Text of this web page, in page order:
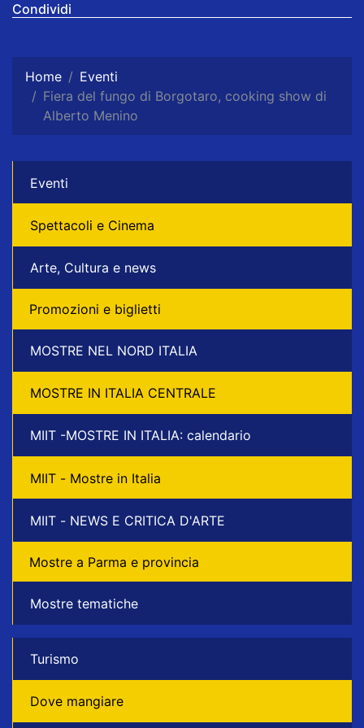
Condividi
Home
Eventi
Fiera del fungo di Borgotaro, cooking show di
Alberto Menino
Eventi
Spettacoli e Cinema
Arte, Cultura e news
Promozioni e biglietti
MOSTRE NEL NORD ITALIA
MOSTRE IN ITALIA CENTRALE
MIIT -MOSTRE IN ITALIA: calendario
MIIT - Mostre in Italia
MIIT - NEWS E CRITICA D'ARTE
Mostre a Parma e provincia
Mostre tematiche
Turismo
Dove mangiare